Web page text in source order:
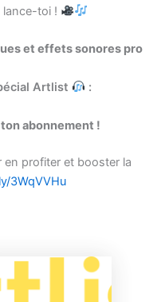
lance-toi !
et effets sonores pro
Artlist
:
abonnement !
en profiter et booster la
3WqVVHu